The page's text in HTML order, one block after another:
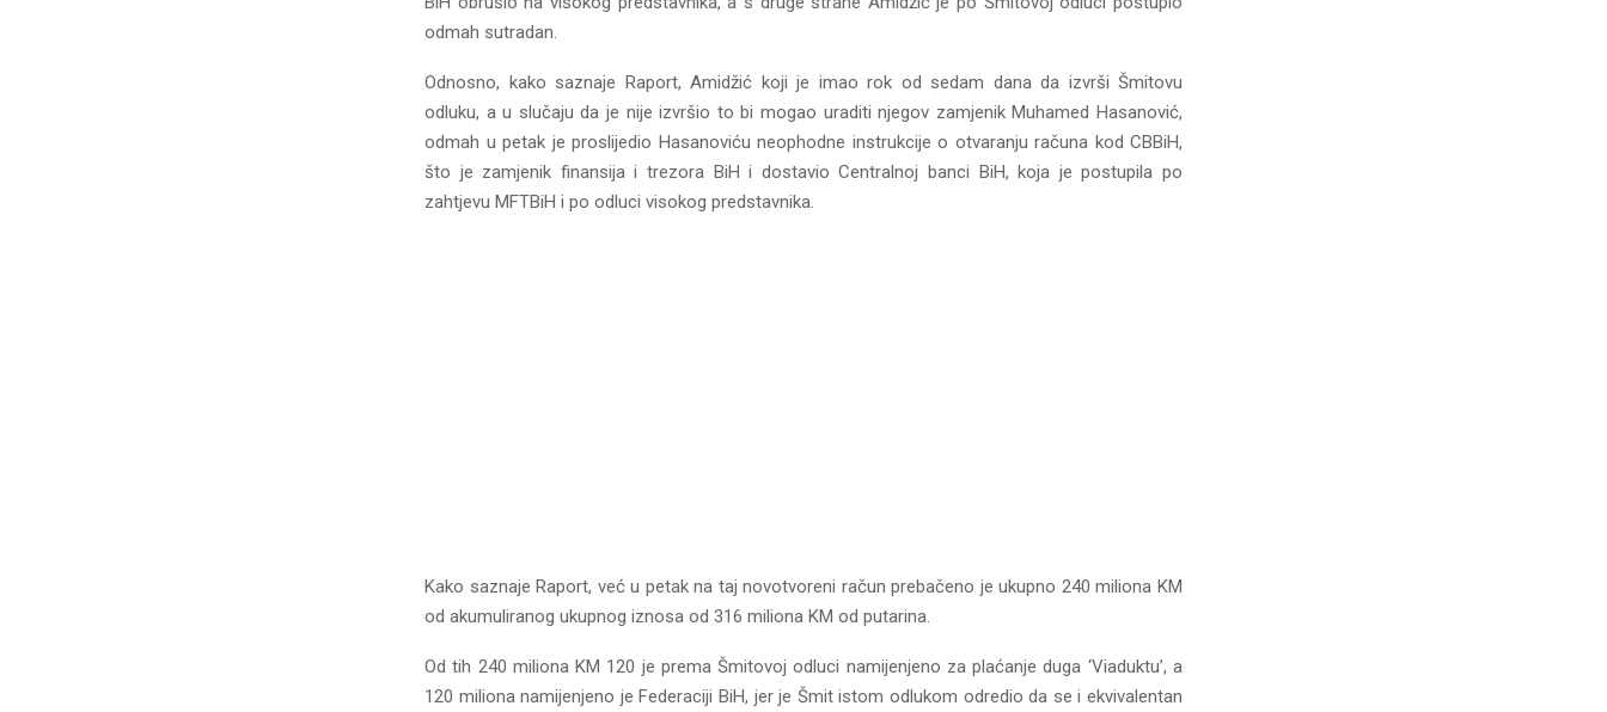
odmah sutradan.
Odnosno, kako saznaje Raport, Amidžić koji je imao rok od sedam dana da izvrši Šmitovu
odluku, a u slučaju da je nije izvršio to bi mogao uraditi njegov zamjenik Muhamed Hasanović,
odmah u petak je proslijedio Hasanoviću neophodne instrukcije o otvaranju računa kod CBBiH,
što je zamjenik finansija i trezora BiH i dostavio Centralnoj banci BiH, koja je postupila po
zahtjevu MFTBiH i po odluci visokog predstavnika.
Kako saznaje Raport, već u petak na taj novotvoreni račun prebačeno je ukupno 240 miliona KM
od akumuliranog ukupnog iznosa od 316 miliona KM od putarina.
Od tih 240 miliona KM 120 je prema Šmitovoj odluci namijenjeno za plaćanje duga ‘Viaduktu’, a
120 miliona namijenjeno je Federaciji BiH, jer je Šmit istom odlukom odredio da se i ekvivalentan